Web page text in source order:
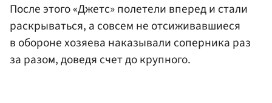
После этого «Джетс» полетели вперед и стали
раскрываться, а совсем не отсиживавшиеся
в обороне хозяева наказывали соперника раз
за разом, доведя счет до крупного.